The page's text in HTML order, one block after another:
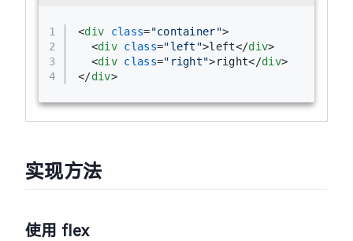
1
2
3
4
<div class="container">
<div class="left">left</div>
<div class="right">right</div>
</div>
实现方法
使用 flex